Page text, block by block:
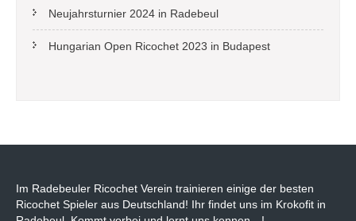
Neujahrsturnier 2024 in Radebeul
Hungarian Open Ricochet 2023 in Budapest
Im Radebeuler Ricochet Verein trainieren einige der besten
Ricochet Spieler aus Deutschland! Ihr findet uns im Krokofit in